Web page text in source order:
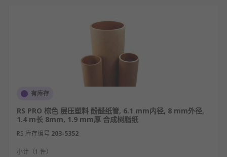
有库存
RS PRO 棕色 层压塑料 酚醛纸管, 6.1 mm内径, 8 mm外径,
1.4 m长 8mm, 1.9 mm厚 合成树脂纸
RS 库存编号 203-5352
小计（1 件）